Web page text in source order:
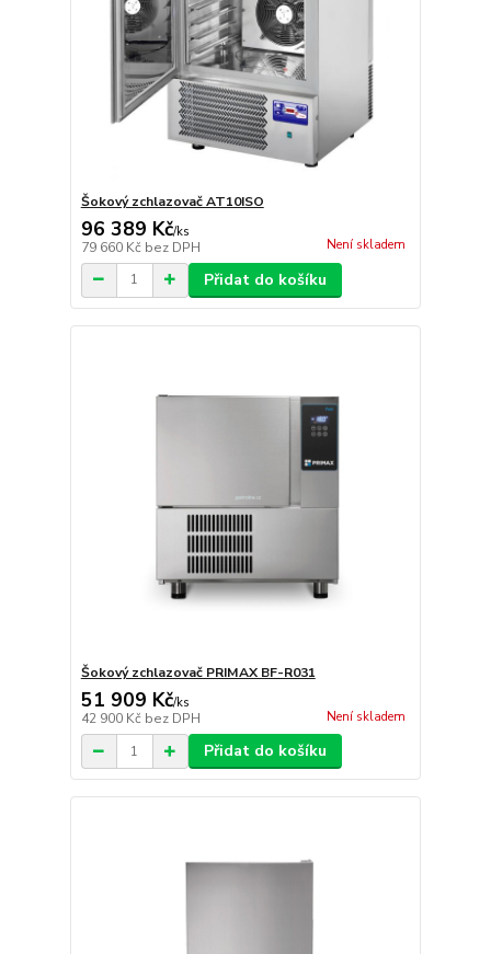
Šokový zchlazovač AT10ISO
96 389 Kč/ks
79 660 Kč bez DPH Není skladem
Přidat do košíku
Šokový zchlazovač PRIMAX BF-R031
51 909 Kč/ks
42 900 Kč bez DPH Není skladem
Přidat do košíku